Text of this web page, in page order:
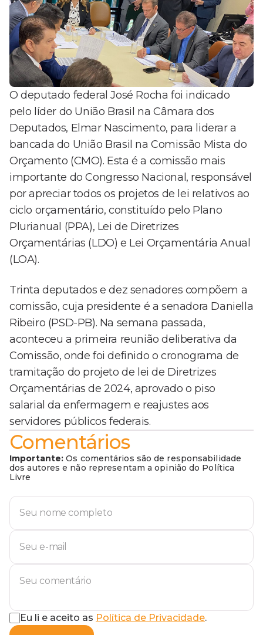
O deputado federal José Rocha foi indicado
pelo líder do União Brasil na Câmara dos
Deputados, Elmar Nascimento, para liderar a
bancada do União Brasil na Comissão Mista do
Orçamento (CMO). Esta é a comissão mais
importante do Congresso Nacional, responsável
por apreciar todos os projetos de lei relativos ao
ciclo orçamentário, constituído pelo Plano
Plurianual (PPA), Lei de Diretrizes
Orçamentárias (LDO) e Lei Orçamentária Anual
(LOA).
Trinta deputados e dez senadores compõem a
comissão, cuja presidente é a senadora Daniella
Ribeiro (PSD-PB). Na semana passada,
aconteceu a primeira reunião deliberativa da
Comissão, onde foi definido o cronograma de
tramitação do projeto de lei de Diretrizes
Orçamentárias de 2024, aprovado o piso
salarial da enfermagem e reajustes aos
servidores públicos federais.
Comentários
Importante: Os comentários são de responsabilidade
dos autores e não representam a opinião do Política
Livre
Eu li e aceito as Política de Privacidade.